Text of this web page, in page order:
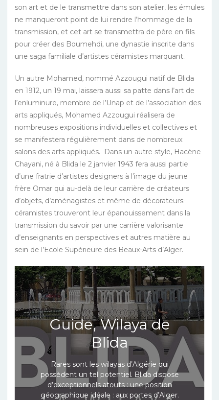
son art et de le transmettre dans son atelier, les émules
ne manqueront point de lui rendre l’hommage de la
transmission, et cet art se transmettra de père en fils
pour créer des Boumehdi, une dynastie inscrite dans
une saga familiale d’artistes céramistes marquant.
Un autre Mohamed, nommé Azzougui natif de Blida
en 1912, un 19 mai, laissera aussi sa patte dans l’art de
l’enluminure, membre de l’Unap et de l’association des
arts appliqués, Mohamed Azzougui réalisera de
nombreuses expositions individuelles et collectives et
se manifestera régulièrement dans de nombreux
salons des arts appliqués. Dans un autre style, Hacène
Chayani, né à Blida le 2 janvier 1943 fera aussi partie
d’une fratrie d’artistes designers à l’image du jeune
frère Omar qui au-delà de leur carrière de créateurs
d’objets, d’aménagistes et même de décorateurs-
céramistes trouveront leur épanouissement dans la
transmission du savoir par une carrière valorisante
d’enseignants en perspectives et autres matière au
sein de l’Ecole Supèrieure des Beaux-Arts d’Alger.
Guide, Wilaya de
Blida
Rares sont les wilayas d’Algérie qui
possèdent un tel potentiel. Blida dispose
d’exceptionnels atouts : une position
géographique idéale : aux portes d’Alger.